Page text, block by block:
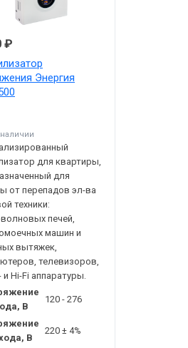
₽
Энергия
для квартиры,
для
от перепадов эл-ва
техники:
печей,
машин и
вытяжек,
телевизоров,
и Hi-Fi аппаратуры.
В
120 - 276
В
220 ± 4%